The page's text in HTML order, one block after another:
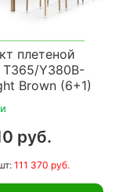
плетеной
T365/Y380B-
Brown (6+1)
руб.
111 370 руб.